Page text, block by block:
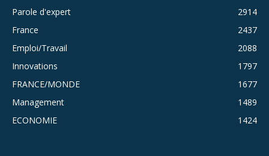
Parole d'expert
2914
France
2437
Emploi/Travail
2088
Innovations
1797
FRANCE/MONDE
1677
Management
1489
ECONOMIE
1424